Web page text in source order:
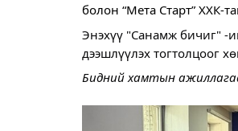
болон “Мета Старт” ХХК-
Энэхүү "Санамж бичиг" -
дээшлүүлэх тогтолцоог
Бидний хамтын